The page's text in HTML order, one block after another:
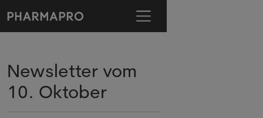
Newsletter vom
10. Oktober